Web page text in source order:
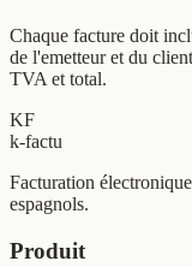
Chaque facture doit
de l'emetteur et du
TVA et total.
KF
k-factu
Facturation
espagnols.
Produit